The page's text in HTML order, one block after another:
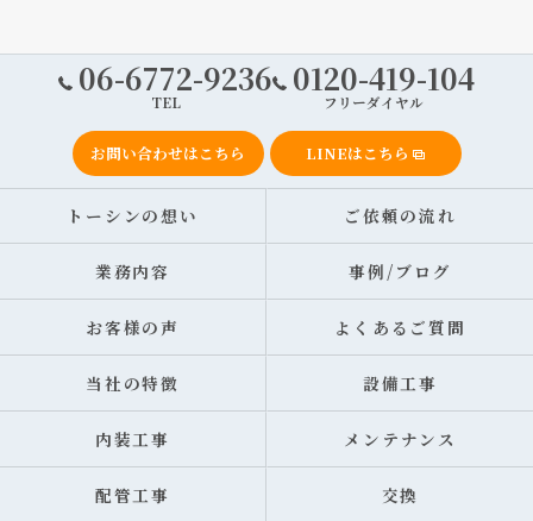
06-6772-9236
TEL
0120-419-104
フリーダイヤル
お問い合わせはこちら LINEはこちら
トーシンの想い ご依頼の流れ
業務内容 事例/ブログ
お客様の声 よくあるご質問
当社の特徴 設備工事
内装工事 メンテナンス
配管工事 交換